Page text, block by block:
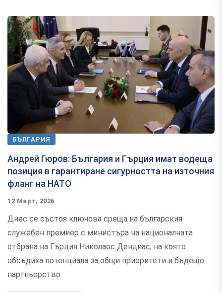
БЪЛГАРИЯ
Андрей Гюров: България и Гърция имат водеща
позиция в гарантиране сигурността на източния
фланг на НАТО
12 Март, 2026
Днес се състоя ключова среща на българския
служебен премиер с министъра на националната
отбрана на Гърция Николаос Дендиас, на която
обсъдиха потенциала за общи приоритети и бъдещо
партньорство